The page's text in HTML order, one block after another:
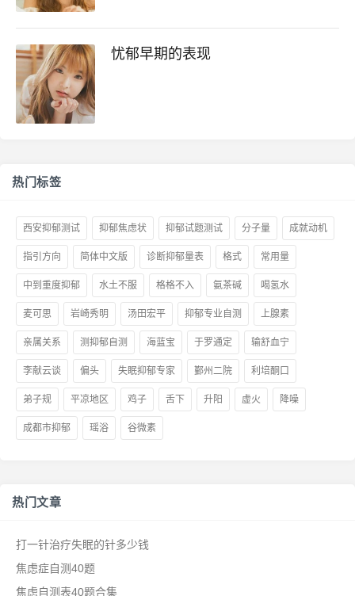
忧郁早期的表现
热门标签
西安抑郁测试 抑郁焦虑状 抑郁试题测试 分子量 成就动机
指引方向 简体中文版 诊断抑郁量表 格式 常用量
中到重度抑郁 水土不服 格格不入 氨茶碱 喝氢水
麦可思 岩崎秀明 汤田宏平 抑郁专业自测 上腺素
亲属关系 测抑郁自测 海蓝宝 于罗通定 输舒血宁
李献云谈 偏头 失眠抑郁专家 鄞州二院 利培酮口
弟子规 平凉地区 鸡子 舌下 升阳 虚火 降噪
成都市抑郁 瑶浴 谷微素
热门文章
打一针治疗失眠的针多少钱
焦虑症自测40题
焦虑自测表40题合集